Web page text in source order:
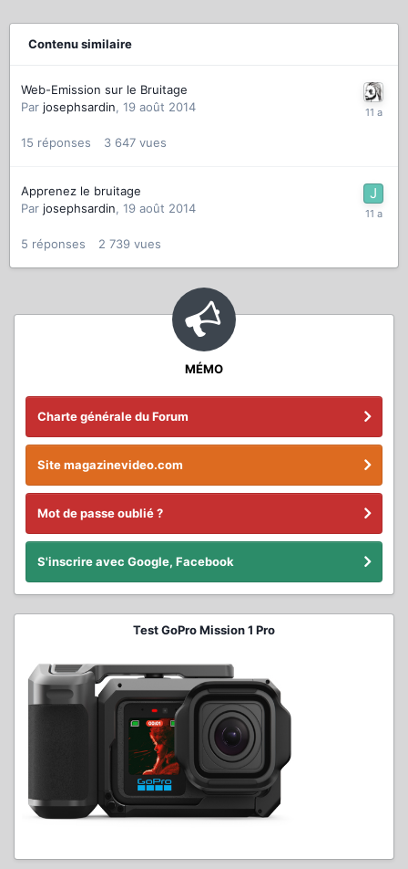
Contenu similaire
Web-Emission sur le Bruitage
Par josephsardin, 19 août 2014
15 réponses 3 647 vues
Apprenez le bruitage
Par josephsardin, 19 août 2014
5 réponses 2 739 vues
MÉMO
Charte générale du Forum
Site magazinevideo.com
Mot de passe oublié ?
S'inscrire avec Google, Facebook
Test GoPro Mission 1 Pro